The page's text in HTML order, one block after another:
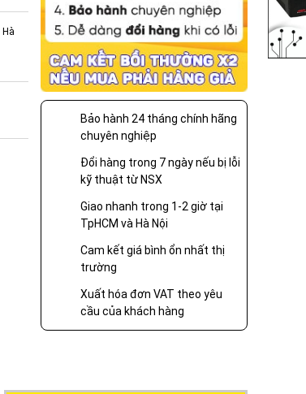
Bảo hành 24 tháng chính hãng
chuyên nghiệp
Đổi hàng trong 7 ngày nếu bị lỗi
kỹ thuật từ NSX
Giao nhanh trong 1-2 giờ tại
TpHCM và Hà Nội
Cam kết giá bình ổn nhất thị
trường
Xuất hóa đơn VAT theo yêu
cầu của khách hàng